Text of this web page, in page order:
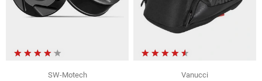
SW-Motech
Vanucci